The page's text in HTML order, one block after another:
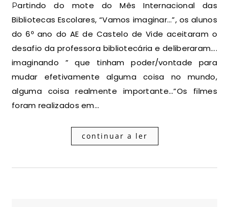
Partindo do mote do Mês Internacional das
Bibliotecas Escolares, “Vamos imaginar…”, os alunos
do 6º ano do AE de Castelo de Vide aceitaram o
desafio da professora bibliotecária e deliberaram….
imaginando ” que tinham poder/vontade para
mudar efetivamente alguma coisa no mundo,
alguma coisa realmente importante…”Os filmes
foram realizados em…
continuar a ler